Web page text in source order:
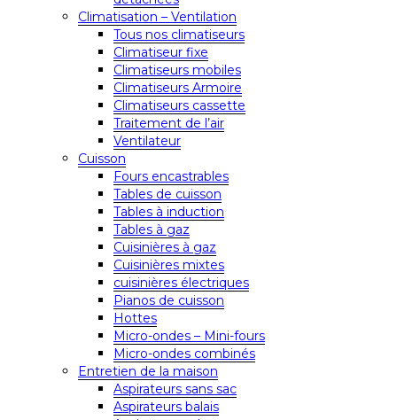
Climatisation – Ventilation
Tous nos climatiseurs
Climatiseur fixe
Climatiseurs mobiles
Climatiseurs Armoire
Climatiseurs cassette
Traitement de l’air
Ventilateur
Cuisson
Fours encastrables
Tables de cuisson
Tables à induction
Tables à gaz
Cuisinières à gaz
Cuisinières mixtes
cuisinières électriques
Pianos de cuisson
Hottes
Micro-ondes – Mini-fours
Micro-ondes combinés
Entretien de la maison
Aspirateurs sans sac
Aspirateurs balais